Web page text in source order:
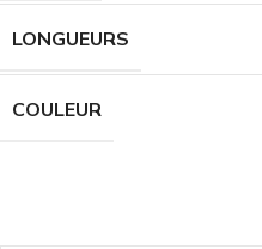
LONGUEURS
COULEUR